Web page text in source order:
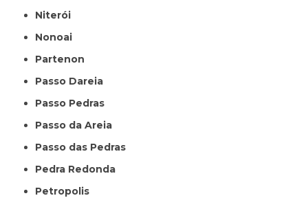
Niterói
Nonoai
Partenon
Passo Dareia
Passo Pedras
Passo da Areia
Passo das Pedras
Pedra Redonda
Petropolis